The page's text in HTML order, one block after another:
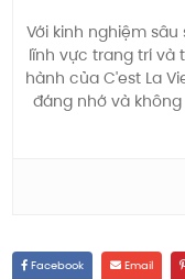
Với kinh nghiệm
lĩnh vực trang trí và
hành của C'est La
đáng nhớ và
Facebook Email